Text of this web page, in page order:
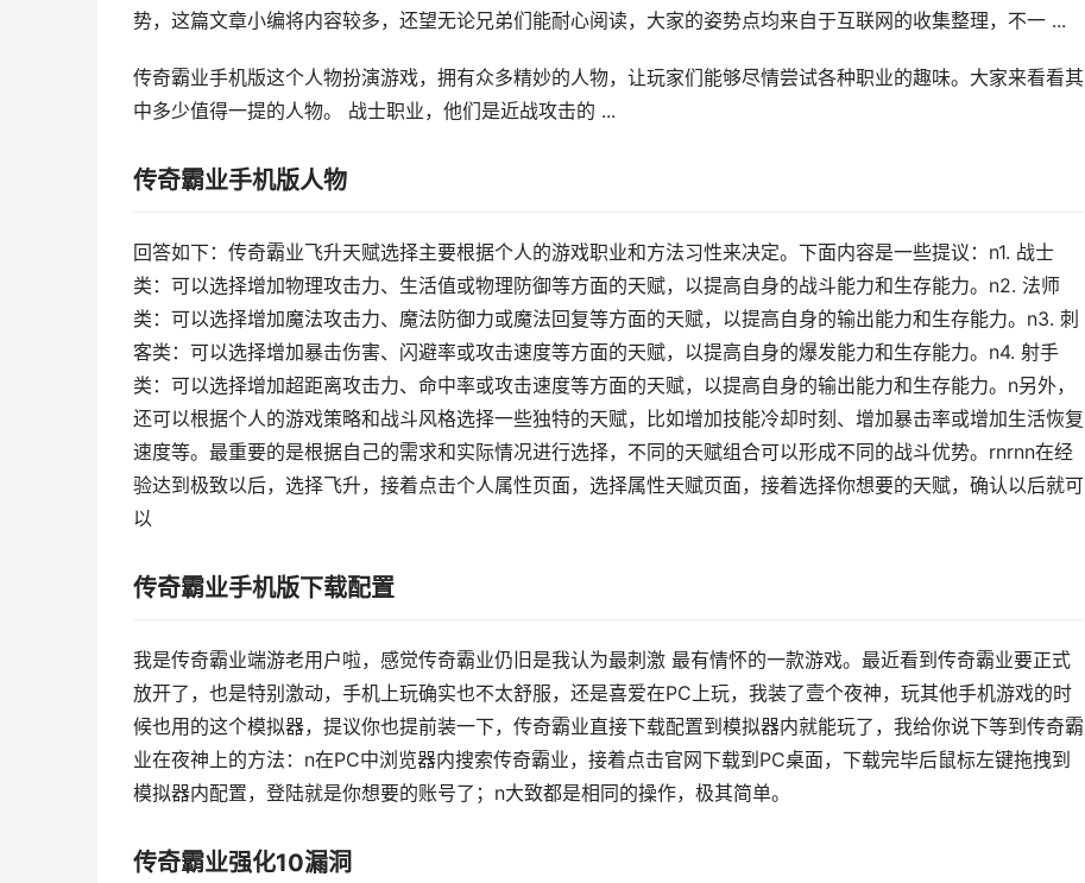
势，这篇文章小编将内容较多，还望无论兄弟们能耐心阅读，大家的姿势点均来自于互联网的收集整理，不一 ...
传奇霸业手机版这个人物扮演游戏，拥有众多精妙的人物，让玩家们能够尽情尝试各种职业的趣味。大家来看看其
中多少值得一提的人物。 战士职业，他们是近战攻击的 ...
传奇霸业手机版人物
回答如下：传奇霸业飞升天赋选择主要根据个人的游戏职业和方法习性来决定。下面内容是一些提议：n1. 战士
类：可以选择增加物理攻击力、生活值或物理防御等方面的天赋，以提高自身的战斗能力和生存能力。n2. 法师
类：可以选择增加魔法攻击力、魔法防御力或魔法回复等方面的天赋，以提高自身的输出能力和生存能力。n3. 刺
客类：可以选择增加暴击伤害、闪避率或攻击速度等方面的天赋，以提高自身的爆发能力和生存能力。n4. 射手
类：可以选择增加超距离攻击力、命中率或攻击速度等方面的天赋，以提高自身的输出能力和生存能力。n另外，
还可以根据个人的游戏策略和战斗风格选择一些独特的天赋，比如增加技能冷却时刻、增加暴击率或增加生活恢复
速度等。最重要的是根据自己的需求和实际情况进行选择，不同的天赋组合可以形成不同的战斗优势。rnrnn在经
验达到极致以后，选择飞升，接着点击个人属性页面，选择属性天赋页面，接着选择你想要的天赋，确认以后就可
以
传奇霸业手机版下载配置
我是传奇霸业端游老用户啦，感觉传奇霸业仍旧是我认为最刺激 最有情怀的一款游戏。最近看到传奇霸业要正式
放开了，也是特别激动，手机上玩确实也不太舒服，还是喜爱在PC上玩，我装了壹个夜神，玩其他手机游戏的时
候也用的这个模拟器，提议你也提前装一下，传奇霸业直接下载配置到模拟器内就能玩了，我给你说下等到传奇霸
业在夜神上的方法：n在PC中浏览器内搜索传奇霸业，接着点击官网下载到PC桌面，下载完毕后鼠标左键拖拽到
模拟器内配置，登陆就是你想要的账号了；n大致都是相同的操作，极其简单。
传奇霸业强化10漏洞